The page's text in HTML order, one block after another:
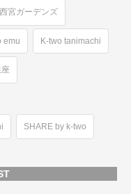
宮ガーデンズ
emu K-two tanimachi
SHARE by k-two